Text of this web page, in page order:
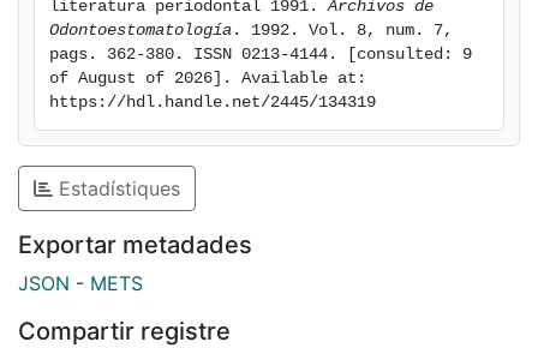
literatura periodontal 1991. Archivos de
Odontoestomatología . 1992. Vol. 8, num. 7,
pags. 362-380. ISSN 0213-4144. [consulted: 9
of August of 2026]. Available at:
https://hdl.handle.net/2445/134319
Estadístiques
Exportar metadades
JSON - METS
Compartir registre